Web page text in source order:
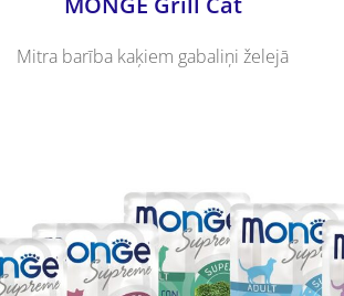
Mitra barība kaķiem gabaliņi želejā